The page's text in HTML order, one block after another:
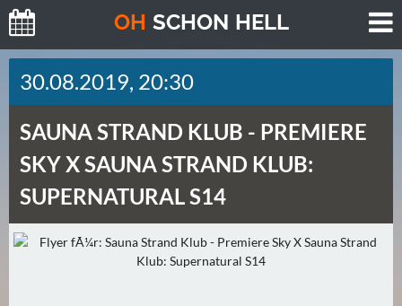
OH SCHON HELL
H
E
T
E
(
0
)
30.08.2019, 20:30
SAUNA STRAND KLUB - PREMIERE
SKY X SAUNA STRAND KLUB:
SUPERNATURAL S14